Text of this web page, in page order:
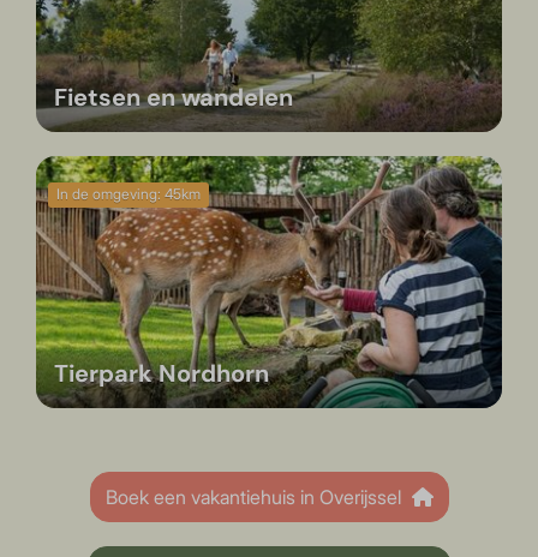
Fietsen en wandelen
In de omgeving: 45km
Tierpark Nordhorn
Boek een vakantiehuis in Overijssel